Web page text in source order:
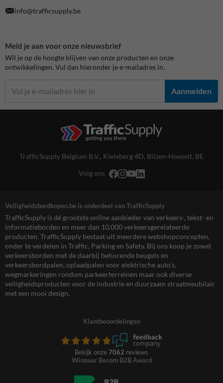
info@trafficsupply.be
Meld je aan voor onze nieuwsbrief
Wil je op de hoogte blijven van onze producten en onze
ontwikkelingen. Vul dan hieronder je e-mailadres in.
Aanmelden
TrafficSupply Belgium B.V., Kieleberg 4D, Bilzen-Hoeselt, BE
Volg ons
Veiligheidsbordkopen.be is onderdeel van TrafficSupply
TrafficSupply is dé grootste online aanbieder van verkeers-, tekst- en
informatieborden en meer dan 10.000 verkeersgerelateerde
producten. TrafficSupply bestaat uit meerdere webshopconcepten,
onder te verdelen in Traffic, Parking en Safety. Bij ons koop je zowel
verkeersborden met de daarbij behorende beugels en
verkeersbordpalen, oplaadpalen voor elektrische auto’s,
wegmarkeringen rondom parkeerterreinen maar ook diverse
veiligheidsproducten voor de industrie en duurzaam straatmeubilair
met een mooi design.
Klantbeoordelingen
Bekijk onze 7062 reviews
Winnaar Becom B2B Award